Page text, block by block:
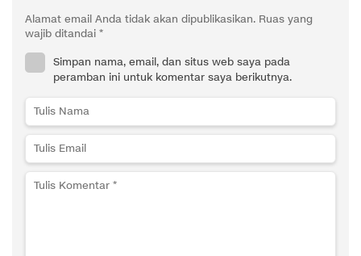
Alamat email Anda tidak akan dipublikasikan. Ruas yang
wajib ditandai *
Simpan nama, email, dan situs web saya pada
peramban ini untuk komentar saya berikutnya.